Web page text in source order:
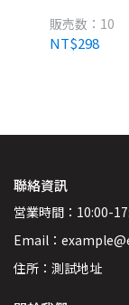
販売数：10
NT$298
聯絡資訊
営業時間：10:00-
Email：
住所：測試地址